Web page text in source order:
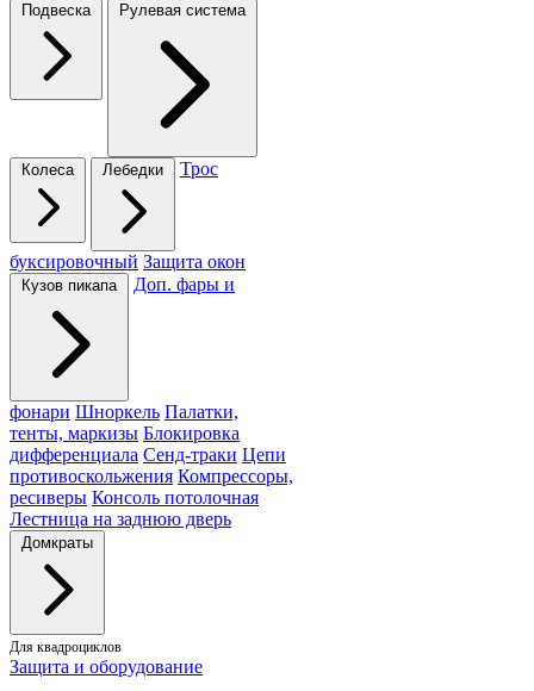
Подвеска Рулевая система
Колеса Лебедки Трос
буксировочный Защита окон
Кузов пикапа Доп. фары и
фонари Шноркель Палатки,
тенты, маркизы Блокировка
дифференциала Сенд-траки Цепи
противоскольжения Компрессоры,
ресиверы Консоль потолочная
Лестница на заднюю дверь
Домкраты
Для квадроциклов
Защита и оборудование